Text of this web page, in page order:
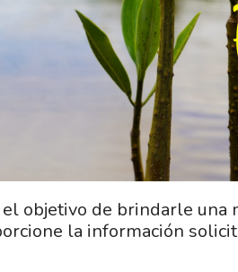
el objetivo de brindarle
la información